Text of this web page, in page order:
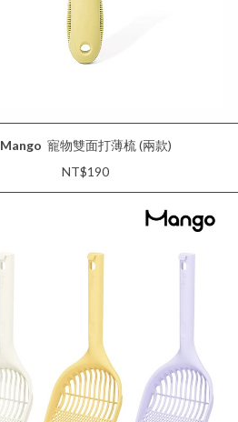
Mango 寵物雙面打薄梳 (兩款)
NT$190